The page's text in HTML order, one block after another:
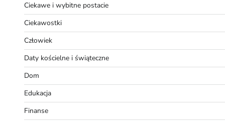
Ciekawe i wybitne postacie
Ciekawostki
Człowiek
Daty kościelne i świąteczne
Dom
Edukacja
Finanse